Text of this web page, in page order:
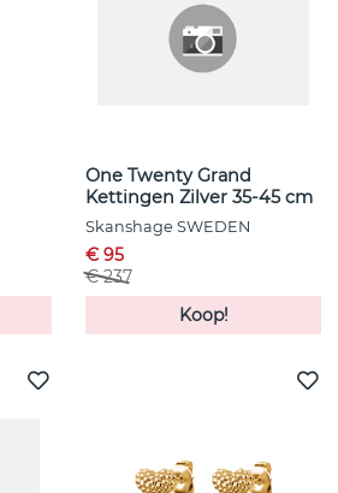
One Twenty Grand
Kettingen Zilver 35-45 cm
Skanshage SWEDEN
€ 95
€ 237
Koop!